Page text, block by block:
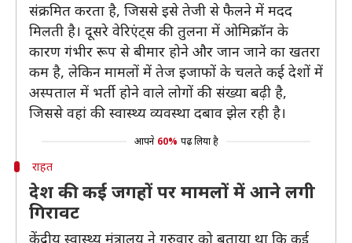
संक्रमित करता है, जिससे इसे तेजी से फैलने में मदद
मिलती है। दूसरे वेरिएंट्स की तुलना में ओमिक्रॉन के
कारण गंभीर रूप से बीमार होने और जान जाने का खतरा
कम है, लेकिन मामलों में तेज इजाफों के चलते कई देशों में
अस्पताल में भर्ती होने वाले लोगों की संख्या बढ़ी है,
जिससे वहां की स्वास्थ्य व्यवस्था दबाव झेल रही है।
आपने 60% पढ़ लिया है
राहत
देश की कई जगहों पर मामलों में आने लगी
गिरावट
केंद्रीय स्वास्थ्य मंत्रालय ने गुरुवार को बताया था कि कई